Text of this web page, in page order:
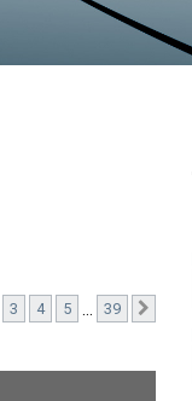
39
3 4 5 39